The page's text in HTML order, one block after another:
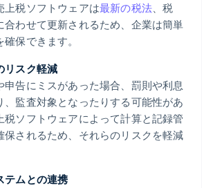
上税ソフトウェアは最新の税法、税
合わせて更新されるため、企業は簡単
保できます。
リスク軽減
申告にミスがあった場合、罰則や利息
、監査対象となったりする可能性があ
税ソフトウェアによって計算と記録管
保されるため、それらのリスクを軽減
テムとの連携